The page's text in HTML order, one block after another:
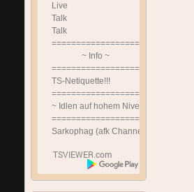
Live
Talk
Talk
==============================
~ Info ~
==============================
TS-Netiquette!!!
==============================
~ Idlen auf hohem Niveau ~
==============================
Sarkophag (afk Channel)